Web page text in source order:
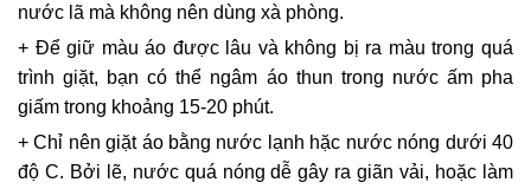
nước lã mà không nên dùng xà phòng.
+ Để giữ màu áo được lâu và không bị ra màu trong quá
trình giặt, bạn có thể ngâm áo thun trong nước ấm pha
giấm trong khoảng 15-20 phút.
+ Chỉ nên giặt áo bằng nước lạnh hặc nước nóng dưới 40
độ C. Bởi lẽ, nước quá nóng dễ gây ra giãn vải, hoặc làm